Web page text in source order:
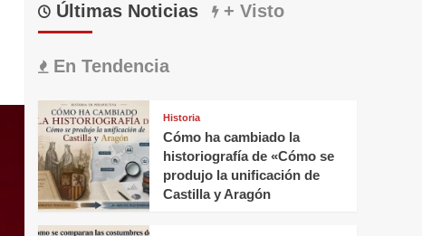
Últimas Noticias + Visto
En Tendencia
Historia
Cómo ha cambiado la
historiografía de «Cómo se
produjo la unificación de
Castilla y Aragón